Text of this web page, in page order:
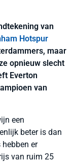
van
Hotspur
maar
opnieuw slecht
Everton
van
een
beter is dan
er
van ruim 25